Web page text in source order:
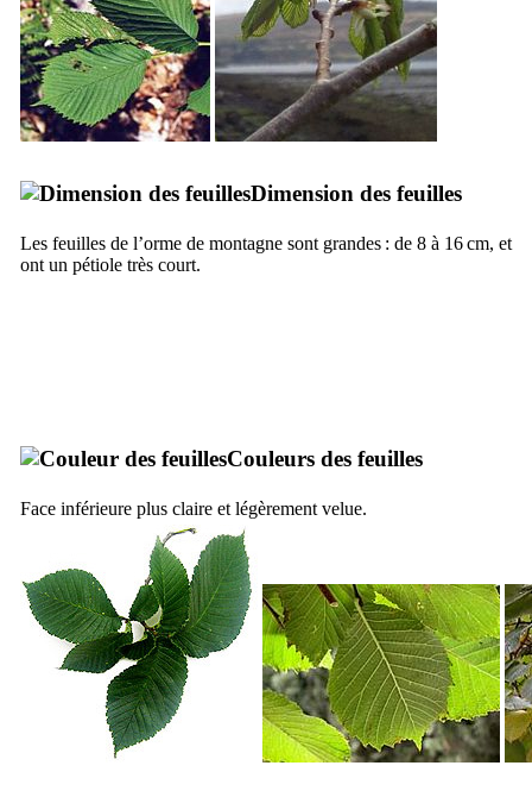
Dimension des feuilles
Les feuilles de l’orme de montagne sont grandes : de 8 à 16 cm, et
ont un pétiole très court.
Couleurs des feuilles
Face inférieure plus claire et légèrement velue.